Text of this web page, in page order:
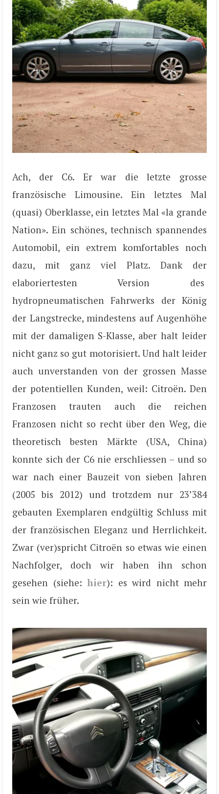
Ach, der C6. Er war die letzte grosse
französische Limousine. Ein letztes Mal
(quasi) Oberklasse, ein letztes Mal «la grande
Nation». Ein schönes, technisch spannendes
Automobil, ein extrem komfortables noch
dazu, mit ganz viel Platz. Dank der
elaboriertesten Version des
hydropneumatischen Fahrwerks der König
der Langstrecke, mindestens auf Augenhöhe
mit der damaligen S-Klasse, aber halt leider
nicht ganz so gut motorisiert. Und halt leider
auch unverstanden von der grossen Masse
der potentiellen Kunden, weil: Citroën. Den
Franzosen trauten auch die reichen
Franzosen nicht so recht über den Weg, die
theoretisch besten Märkte (USA, China)
konnte sich der C6 nie erschliessen – und so
war nach einer Bauzeit von sieben Jahren
(2005 bis 2012) und trotzdem nur 23’384
gebauten Exemplaren endgültig Schluss mit
der französischen Eleganz und Herrlichkeit.
Zwar (ver)spricht Citroën so etwas wie einen
Nachfolger, doch wir haben ihn schon
gesehen (siehe: hier): es wird nicht mehr
sein wie früher.